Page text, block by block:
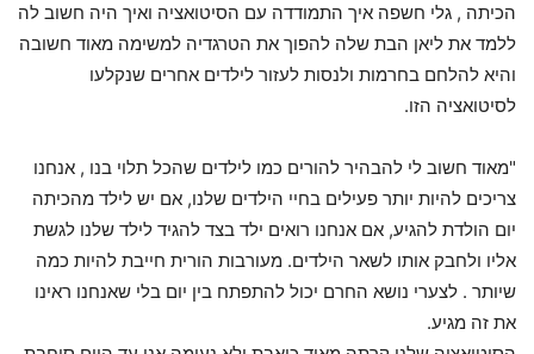
הכיתה , גלי חשפה איך התמודדה עם הסיטואציה ואיך היה חשוב לה
ללמד את ליאן הבת שלה להפוך את הטרגדיה למשימה מאוד חשובה
והיא להלחם בחרמות ולנסות לעזור לילדים אחרים שנקלעו
לסיטואציה הזו.
"מאוד חשוב לי להבהיר להורים כמו לילדים שהכל תלוי בנו , אנחנו
צריכים להיות יותר פעילים בחיי הילדים שלנו, אם יש לילד מהכיתה
יום הולדת להגיע, אם אנחנו רואים ילד בצד להגיד לילד שלנו לגשת
אליו ולחבק אותו לשאר הילדים. מעורבות הורית חייבת להיות כמה
שיותר . לצערי נושא החרם יכול להתפתח בין יום בלי שאנחנו ראינו
את זה מגיע.